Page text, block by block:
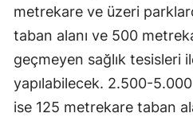
metrekare ve üzeri
taban alanı ve 500
geçmeyen sağlık tesisleri
yapılabilecek. 2.500-
ise 125 metrekare taban